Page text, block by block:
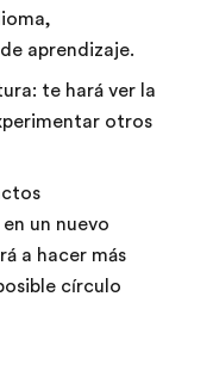
aprendizaje.
te hará ver la
otros
un nuevo
a hacer más
círculo